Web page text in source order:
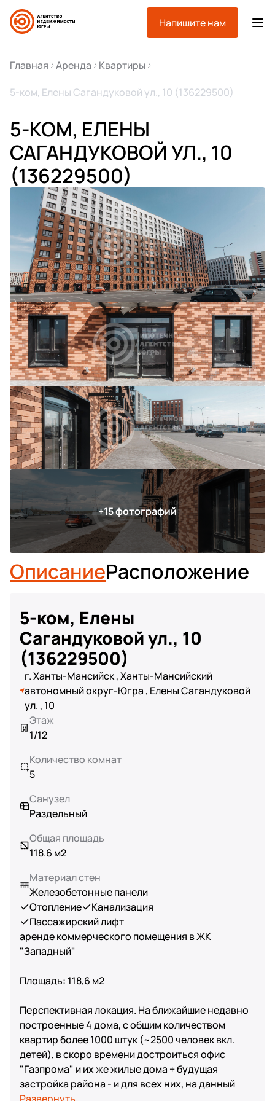
Напишите нам
Главная Аренда
Квартиры
5-ком, Елены Сагандуковой ул., 10 (136229500)
5-КОМ, ЕЛЕНЫ
САГАНДУКОВОЙ УЛ., 10
(136229500)
ОписаниеРасположение
5-ком, Елены
Сагандуковой ул., 10
(136229500)
г. Ханты-Мансийск , Ханты-Мансийский
автономный округ-Югра , Елены Сагандуковой
ул. , 10
Этаж
1/12
Количество комнат
5
Санузел
Раздельный
Общая площадь
118.6 м2
Материал стен
Железобетонные панели
Отопление
Канализация
Пассажирский лифт
аренде коммерческого помещения в ЖК
"Западный"
Площадь: 118,6 м2
Перспективная локация. На ближайшие недавно
построенные 4 дома, с общим количеством
квартир более 1000 штук (~2500 человек вкл.
детей), в скоро времени достроиться офис
"Газпрома" и их же жилые дома + будущая
застройка района - и для всех них, на данный